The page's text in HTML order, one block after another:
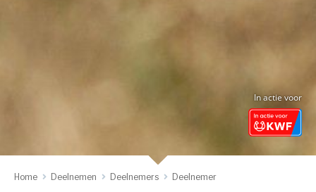
In actie voor
Home Deelnemen Deelnemers Deelnemer